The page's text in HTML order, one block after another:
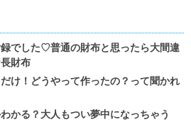
でした♡普通の財布と思ったら大間違
財布
け！どうやって作ったの？って聞かれ
かる？大人もつい夢中になっちゃう